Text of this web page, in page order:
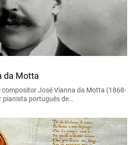
da Motta
compositor José Vianna da Motta (1868-
pianista português de…